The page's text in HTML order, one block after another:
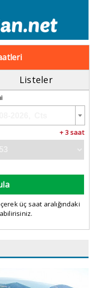
Listeler
+ 3 saat
üç saat aralığındaki